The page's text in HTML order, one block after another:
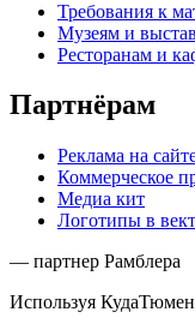
Требования к
Музеям и
Ресторанам и
Партнёрам
Реклама на
Коммерческое
Медиа кит
Логотипы в
— партнер Рамблера
Используя